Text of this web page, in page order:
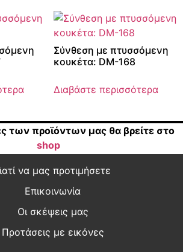
Σύνθεση με πτυσσόμενη
κουκέτα: DM-168
Διαβάστε περισσότερα
των προϊόντων μας θα βρείτε στο
shop
να μας προτιμήσετε
Επικοινωνία
Οι σκέψεις μας
Προτάσεις με εικόνες